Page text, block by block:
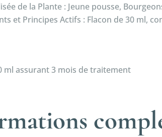
de la Plante : Jeune pousse,
et Principes Actifs : Flacon de 30 ml,
ml assurant 3 mois de traitement